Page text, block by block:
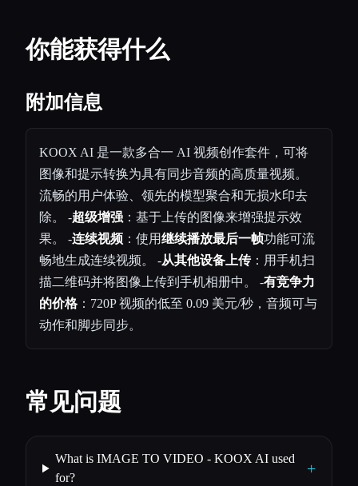
你能获得什么
附加信息
KOOX AI 是一款多合一 AI 视频创作套件，可将
图像和提示转换为具有同步音频的高质量视频。
流畅的用户体验、领先的模型聚合和无损水印去
除。 -超级增强 ：基于上传的图像来增强提示效
果。 -连续视频 ：使用继续播放最后一帧功能可流
畅地生成连续视频。 -从其他设备上传：用手机扫
描二维码并将图像上传到手机相册中。 -有竞争力
的价格：720P 视频的低至 0.09 美元/秒，音频可与
动作和脚步同步。
常见问题
What is IMAGE TO VIDEO - KOOX AI used
for?
+